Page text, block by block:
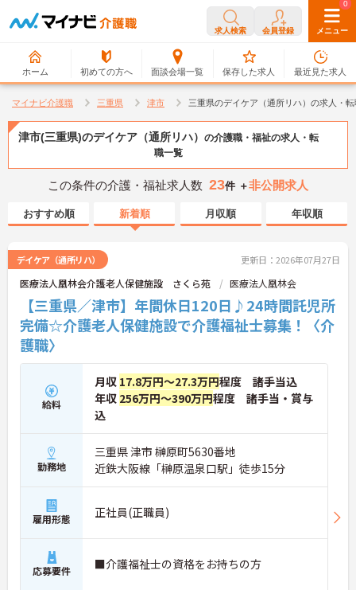
求人検索 会員登録 メニュー
ホーム 初めての方へ 面談会場一覧
0
保存した求人
0
最近見た求人
マイナビ介護職 三重県 津市 三重県のデイケア（通所リハ）の求人・
津市(三重県)のデイケア（通所リハ） の介護職・福祉の求人・転
職一覧
この条件の介護・福祉求人数 23件 ＋非公開求人
おすすめ順 新着順 月収順 年収順
デイケア（通所リハ） 更新日：2026年07月27日
医療法人凰林会介護老人保健施設 さくら苑 医療法人凰林会
【三重県／津市】年間休日120日♪24時間託児所
完備☆介護老人保健施設で介護福祉士募集！〈介
護職〉
給料
月収 17.8万円～27.3万円程度 諸手当込
年収 256万円～390万円程度 諸手当・賞与
込
勤務地
三重県 津市 榊原町5630番地
近鉄大阪線「榊原温泉口駅」徒歩15分
雇用形態 正社員(正職員)
応募要件 ■介護福祉士の資格をお持ちの方